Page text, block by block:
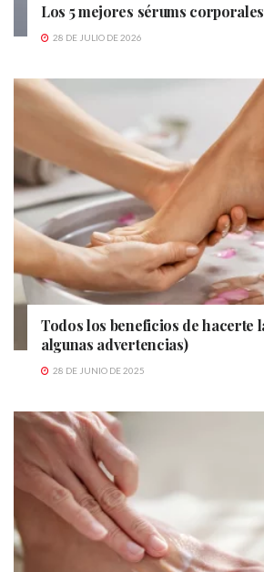
Los 5 mejores sérums
28 DE JULIO DE 2026
Todos los beneficios de hacerte
algunas advertencias)
28 DE JUNIO DE 2025